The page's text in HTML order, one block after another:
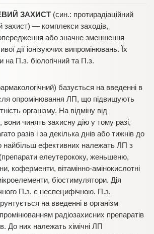
ЗАХИСТ (син.: протирадіаційний
захист) — комплекси заходів,
або значне зменшення
дії іонізуючих випромінювань. Їх
на П.з. біологічний та П.з.
базується на введенні в
опромінювання ЛП, що підвищують
організму. На відміну від
, вони чинять захисну дію у тому разі,
разів і за декілька днів або тижнів до
найбільш ефективних належать ЛП з
(препарати елеутерококу, женьшеню,
коферменти, вітамінно-амінокислотні
біостимулятори. Дія
П.з. є неспецифічною. П.з.
на введенні в організм
радіозахисних препаратів
До них належать хімічні ЛП